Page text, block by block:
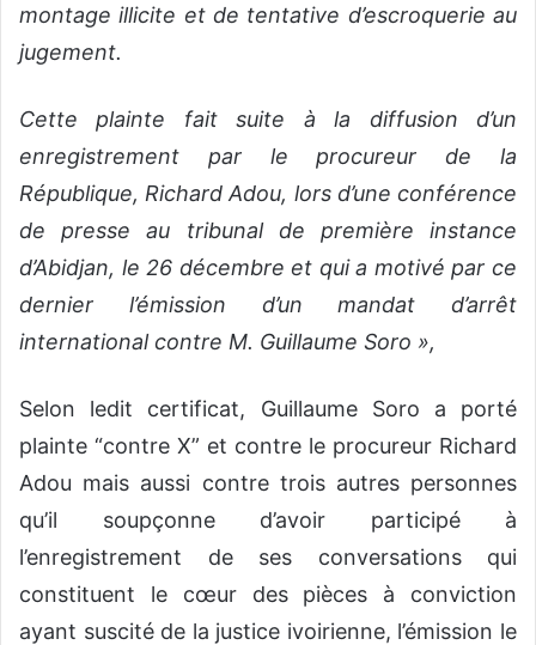
montage illicite et de tentative d’escroquerie au
jugement.
Cette plainte fait suite à la diffusion d’un
enregistrement par le procureur de la
République, Richard Adou, lors d’une conférence
de presse au tribunal de première instance
d’Abidjan, le 26 décembre et qui a motivé par ce
dernier l’émission d’un mandat d’arrêt
international contre M. Guillaume Soro »,
Selon ledit certificat, Guillaume Soro a porté
plainte “contre X” et contre le procureur Richard
Adou mais aussi contre trois autres personnes
qu’il soupçonne d’avoir participé à
l’enregistrement de ses conversations qui
constituent le cœur des pièces à conviction
ayant suscité de la justice ivoirienne, l’émission le